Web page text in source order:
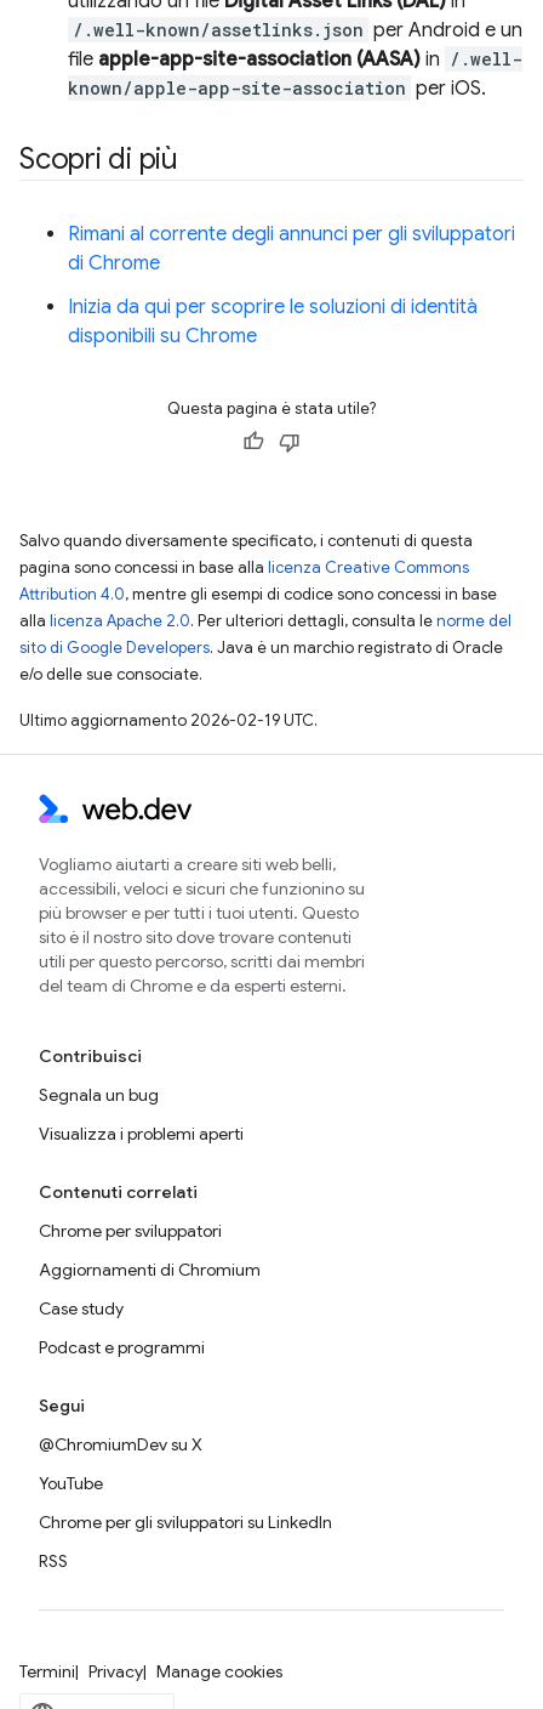
/.well-known/assetlinks.json per Android e un
file apple-app-site-association (AASA) in /.well-
known/apple-app-site-association per iOS.
Scopri di più
Rimani al corrente degli annunci per gli sviluppatori
di Chrome
Inizia da qui per scoprire le soluzioni di identità
disponibili su Chrome
Questa pagina è stata utile?
Salvo quando diversamente specificato, i contenuti di questa
pagina sono concessi in base alla licenza Creative Commons
Attribution 4.0, mentre gli esempi di codice sono concessi in base
alla licenza Apache 2.0. Per ulteriori dettagli, consulta lenorme del
sito di Google Developers. Java è un marchio registrato di Oracle
e/o delle sue consociate.
Ultimo aggiornamento 2026-02-19 UTC.
Vogliamo aiutarti a creare siti web belli,
accessibili, veloci e sicuri che funzionino su
più browser e per tutti i tuoi utenti. Questo
sito è il nostro sito dove trovare contenuti
utili per questo percorso, scritti dai membri
del team di Chrome e da esperti esterni.
Contribuisci
Segnala un bug
Visualizza i problemi aperti
Contenuti correlati
Chrome per sviluppatori
Aggiornamenti di Chromium
Case study
Podcast e programmi
Segui
@ChromiumDev su X
YouTube
Chrome per gli sviluppatori su LinkedIn
RSS
Termini Privacy Manage cookies